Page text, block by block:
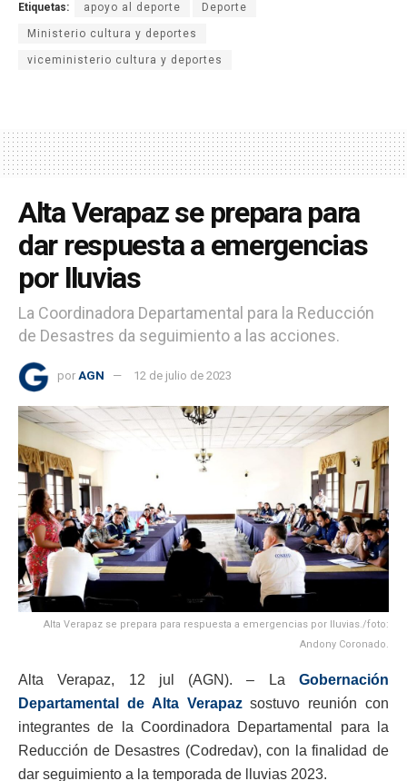
Etiquetas: apoyo al deporte Deporte
Ministerio cultura y deportes
viceministerio cultura y deportes
Alta Verapaz se prepara para
dar respuesta a emergencias
por lluvias
La Coordinadora Departamental para la Reducción
de Desastres da seguimiento a las acciones.
por AGN 12 de julio de 2023
Alta Verapaz se prepara para respuesta a emergencias por lluvias./foto:
Andony Coronado.
Alta Verapaz, 12 jul (AGN). – La Gobernación
Departamental de Alta Verapazsostuvo reunión con
integrantes de la Coordinadora Departamental para la
Reducción de Desastres (Codredav), con la finalidad de
dar seguimiento a la temporada de lluvias 2023.